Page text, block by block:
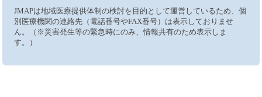
JMAPは地域医療提供体制の検討を目的として運営しているため、個
別医療機関の連絡先（電話番号やFAX番号）は表示しておりませ
ん。（※災害発生等の緊急時にのみ、情報共有のため表示しま
す。）